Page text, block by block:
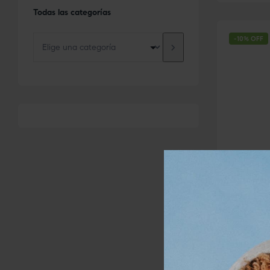
-10% OFF
Todas las categorías